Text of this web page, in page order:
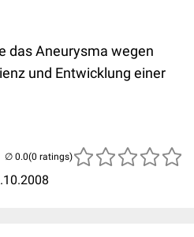
das Aneurysma wegen
und Entwicklung einer
(0 ratings)